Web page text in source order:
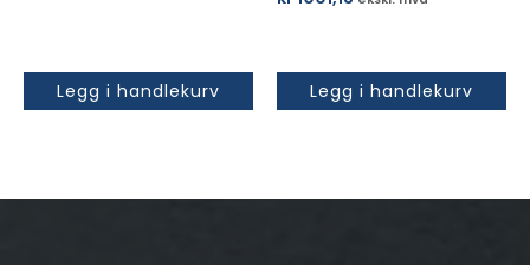
Legg i handlekurv Legg i handlekurv